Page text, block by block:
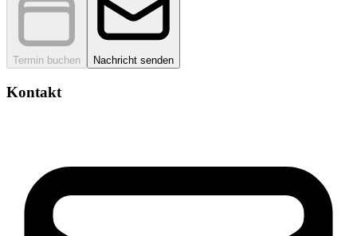
Termin buchen Nachricht senden
Kontakt